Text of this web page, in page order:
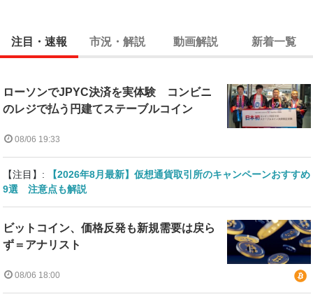
注目・速報 市況・解説 動画解説 新着一覧
ローソンでJPYC決済を実体験 コンビニ
のレジで払う円建てステーブルコイン
08/06 19:33
【注目】:
【2026年8月最新】仮想通貨取引所のキャンペーンおすすめ
9選 注意点も解説
ビットコイン、価格反発も新規需要は戻ら
ず＝アナリスト
08/06 18:00